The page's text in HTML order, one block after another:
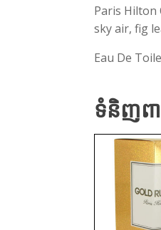
Paris Hilton
sky air, fig
Eau De
ទំនិញពា